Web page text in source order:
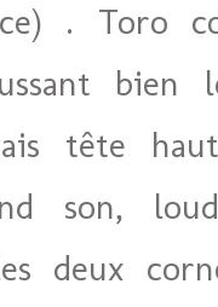
. Toro
bien
tête
son,
deux